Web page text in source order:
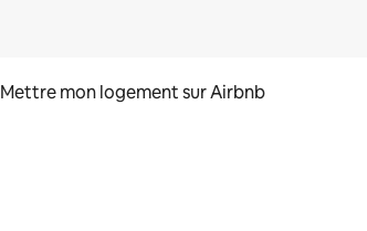
Mettre mon logement sur Airbnb